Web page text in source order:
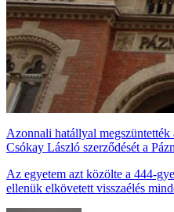
Azonnali hatállyal
Csókay László szerződését a
Az egyetem azt közölte a 444-
ellenük elkövetett visszaélés